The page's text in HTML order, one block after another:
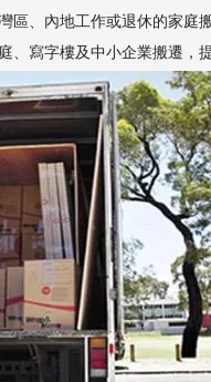
區、內地工作或退休的家庭
、寫字樓及中小企業搬遷，